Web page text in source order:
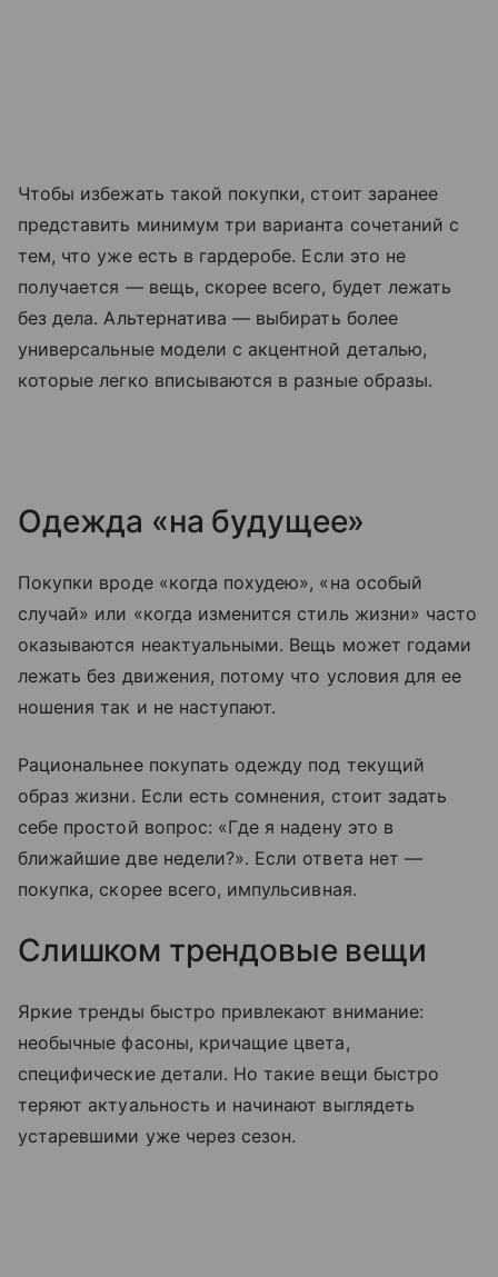
Чтобы избежать такой покупки, стоит заранее
представить минимум три варианта сочетаний с
тем, что уже есть в гардеробе. Если это не
получается — вещь, скорее всего, будет лежать
без дела. Альтернатива — выбирать более
универсальные модели с акцентной деталью,
которые легко вписываются в разные образы.
Одежда «на будущее»
Покупки вроде «когда похудею», «на особый
случай» или «когда изменится стиль жизни» часто
оказываются неактуальными. Вещь может годами
лежать без движения, потому что условия для ее
ношения так и не наступают.
Рациональнее покупать одежду под текущий
образ жизни. Если есть сомнения, стоит задать
себе простой вопрос: «Где я надену это в
ближайшие две недели?». Если ответа нет —
покупка, скорее всего, импульсивная.
Слишком трендовые вещи
Яркие тренды быстро привлекают внимание:
необычные фасоны, кричащие цвета,
специфические детали. Но такие вещи быстро
теряют актуальность и начинают выглядеть
устаревшими уже через сезон.